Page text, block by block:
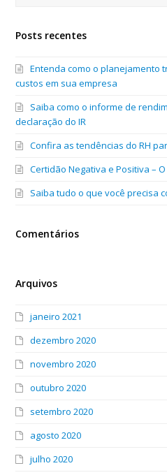
Posts recentes
Entenda como o planejamento
custos em sua empresa
Saiba como o informe de
declaração do IR
Confira as tendências do RH
Certidão Negativa e Positiva –
Saiba tudo o que você precisa
Comentários
Arquivos
janeiro 2021
dezembro 2020
novembro 2020
outubro 2020
setembro 2020
agosto 2020
julho 2020